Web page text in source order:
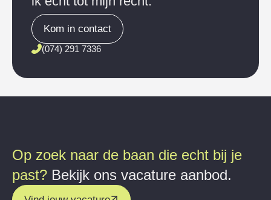
Kom in contact
(074) 291 7336
Op zoek naar de baan die echt bij je
past? Bekijk ons vacature aanbod.